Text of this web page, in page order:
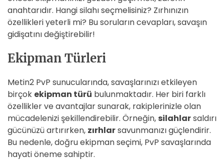
anahtarıdır. Hangi silahı seçmelisiniz? Zırhınızın
özellikleri yeterli mi? Bu soruların cevapları, savaşın
gidişatını değiştirebilir!
Ekipman Türleri
Metin2 PvP sunucularında, savaşlarınızı etkileyen
birçok ekipman türü bulunmaktadır. Her biri farklı
özellikler ve avantajlar sunarak, rakiplerinizle olan
mücadelenizi şekillendirebilir. Örneğin, silahlarsaldırı
gücünüzü artırırken, zırhlarsavunmanızı güçlendirir.
Bu nedenle, doğru ekipman seçimi, PvP savaşlarında
hayati öneme sahiptir.